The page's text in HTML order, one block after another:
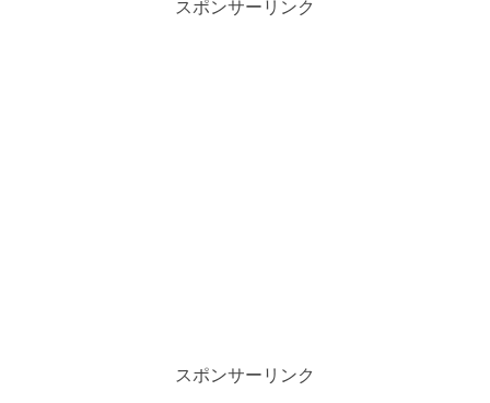
スポンサーリンク
スポンサーリンク